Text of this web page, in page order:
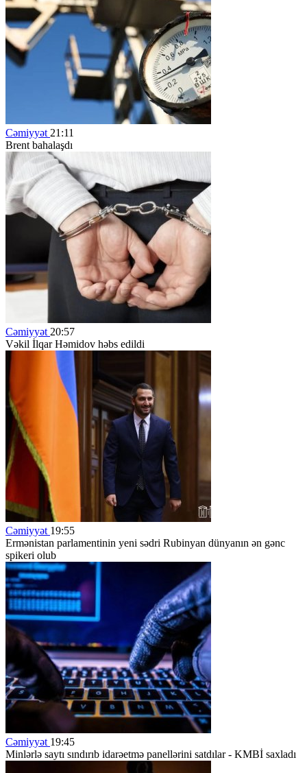
Cəmiyyət 21:11
Brent bahalaşdı
Cəmiyyət 20:57
Vəkil İlqar Həmidov həbs edildi
Cəmiyyət 19:55
Ermənistan parlamentinin yeni sədri Rubinyan dünyanın ən gənc
spikeri olub
Cəmiyyət 19:45
Minlərlə saytı sındırıb idarəetmə panellərini satdılar - KMBİ saxladı